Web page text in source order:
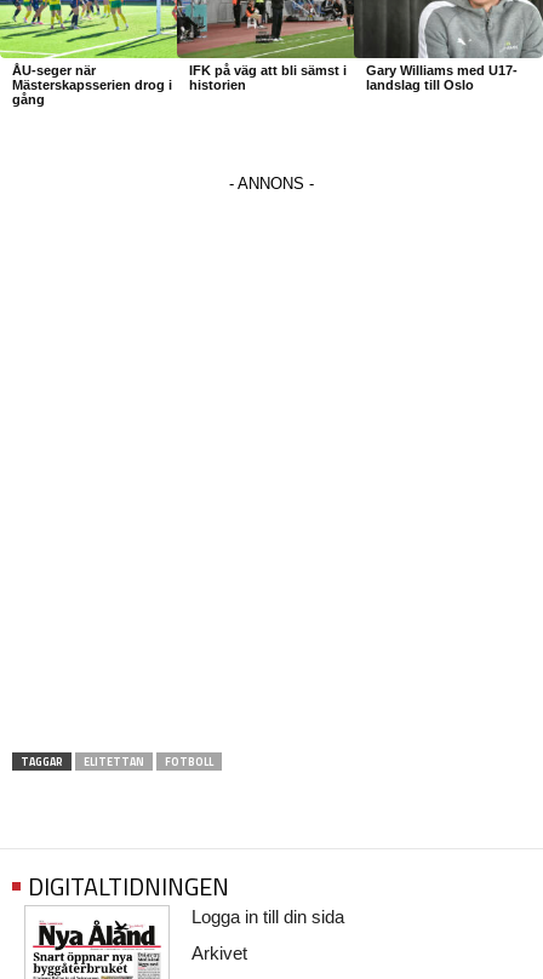
ÅU-seger när
Mästerskapsserien drog i
gång
IFK på väg att bli sämst i
historien
Gary Williams med U17-
landslag till Oslo
TAGGAR ELITETTAN FOTBOLL
DIGITALTIDNINGEN
Logga in till din sida
Arkivet